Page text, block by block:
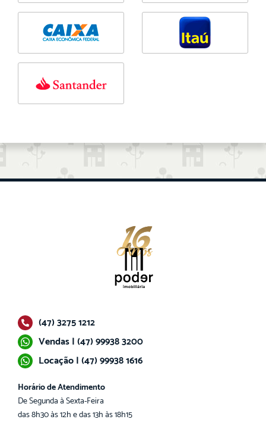
(47) 3275 1212
Vendas | (47) 99938 3200
Locação | (47) 99938 1616
Horário de Atendimento
De Segunda à Sexta-Feira
das 8h30 às 12h e das 13h às 18h15